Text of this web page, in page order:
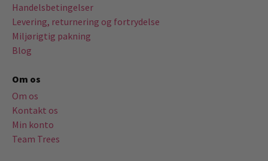
Handelsbetingelser
Levering, returnering og fortrydelse
Miljørigtig pakning
Blog
Om os
Om os
Kontakt os
Min konto
Team Trees